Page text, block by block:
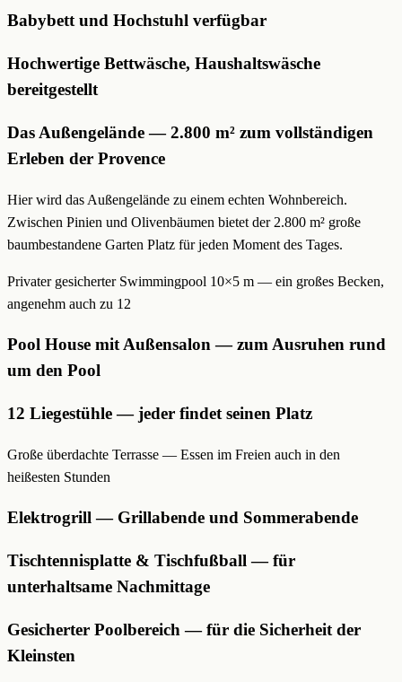
Babybett und Hochstuhl verfügbar
Hochwertige Bettwäsche, Haushaltswäsche
bereitgestellt
Das Außengelände — 2.800 m² zum vollständigen
Erleben der Provence
Hier wird das Außengelände zu einem echten Wohnbereich.
Zwischen Pinien und Olivenbäumen bietet der 2.800 m² große
baumbestandene Garten Platz für jeden Moment des Tages.
Privater gesicherter Swimmingpool 10×5 m — ein großes Becken,
angenehm auch zu 12
Pool House mit Außensalon — zum Ausruhen rund
um den Pool
12 Liegestühle — jeder findet seinen Platz
Große überdachte Terrasse — Essen im Freien auch in den
heißesten Stunden
Elektrogrill — Grillabende und Sommerabende
Tischtennisplatte & Tischfußball — für
unterhaltsame Nachmittage
Gesicherter Poolbereich — für die Sicherheit der
Kleinsten